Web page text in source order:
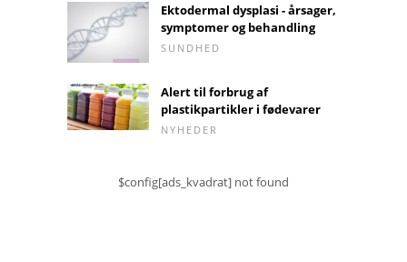
Ektodermal dysplasi - årsager,
symptomer og behandling
SUNDHED
Alert til forbrug af
plastikpartikler i fødevarer
NYHEDER
$config[ads_kvadrat] not found